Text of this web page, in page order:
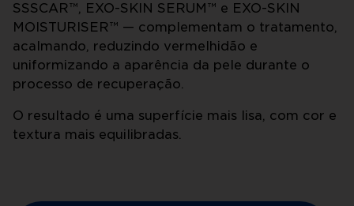
SSSCAR™, EXO-SKIN SERUM™ e EXO-SKIN
MOISTURISER™ — complementam o tratamento,
acalmando, reduzindo vermelhidão e
uniformizando a aparência da pele durante o
processo de recuperação.
O resultado é uma superfície mais lisa, com cor e
textura mais equilibradas.